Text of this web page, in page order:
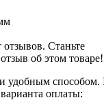
Станьте
об этом товаре!
удобным способом.
оплаты: